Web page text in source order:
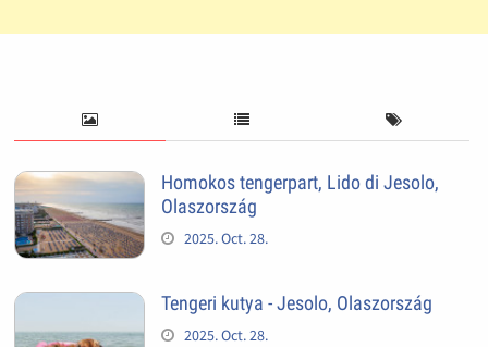
Homokos tengerpart, Lido di Jesolo,
Olaszország
2025. Oct. 28.
Tengeri kutya - Jesolo, Olaszország
2025. Oct. 28.